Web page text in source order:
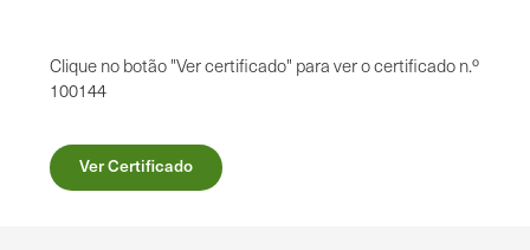
Clique no botão "Ver certificado" para ver o certificado n.º
100144
Ver Certificado